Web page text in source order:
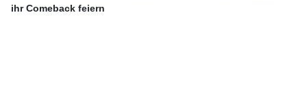
ihr Comeback feiern